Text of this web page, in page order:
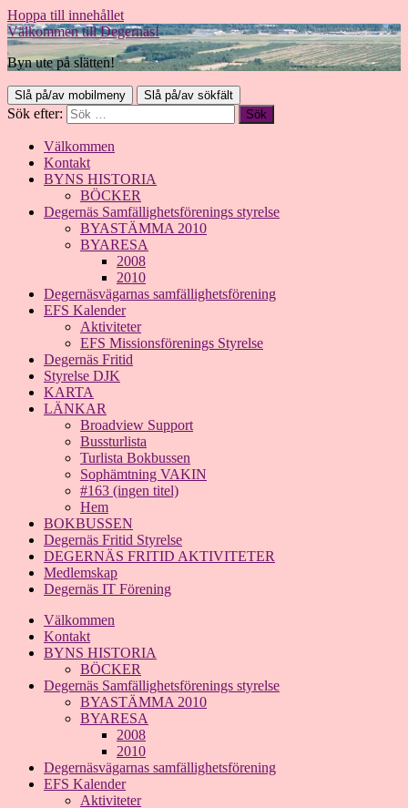
Hoppa till innehållet
Välkommen till Degernäs!
Byn ute på slätten!
Slå på/av mobilmeny Slå på/av sökfält
Sök efter:
Välkommen
Kontakt
BYNS HISTORIA
BÖCKER
Degernäs Samfällighetsförenings styrelse
BYASTÄMMA 2010
BYARESA
2008
2010
Degernäsvägarnas samfällighetsförening
EFS Kalender
Aktiviteter
EFS Missionsförenings Styrelse
Degernäs Fritid
Styrelse DJK
KARTA
LÄNKAR
Broadview Support
Bussturlista
Turlista Bokbussen
Sophämtning VAKIN
#163 (ingen titel)
Hem
BOKBUSSEN
Degernäs Fritid Styrelse
DEGERNÄS FRITID AKTIVITETER
Medlemskap
Degernäs IT Förening
Välkommen
Kontakt
BYNS HISTORIA
BÖCKER
Degernäs Samfällighetsförenings styrelse
BYASTÄMMA 2010
BYARESA
2008
2010
Degernäsvägarnas samfällighetsförening
EFS Kalender
Aktiviteter